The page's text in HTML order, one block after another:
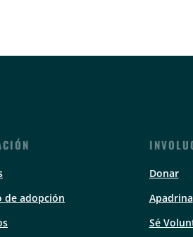
de adopción
Donar
Apadrina
Sé